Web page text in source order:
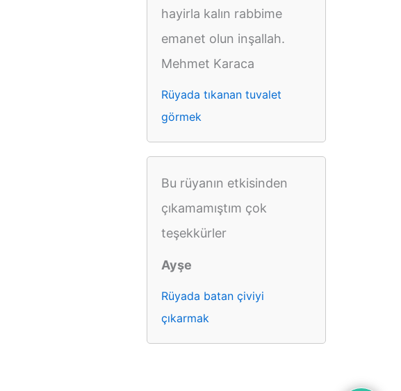
hayirla kalın rabbime
emanet olun inşallah.
Mehmet Karaca
Rüyada tıkanan tuvalet
görmek
Bu rüyanın etkisinden
çıkamamıştım çok
teşekkürler
Ayşe
Rüyada batan çiviyi
çıkarmak